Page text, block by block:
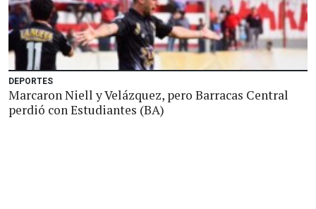
DEPORTES
Marcaron Niell y Velázquez, pero Barracas Central
perdió con Estudiantes (BA)